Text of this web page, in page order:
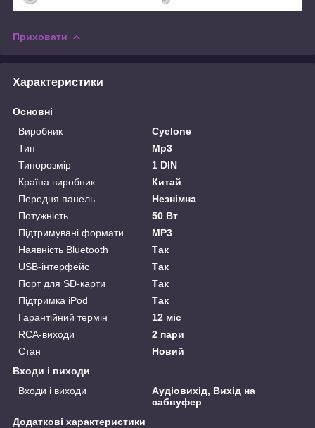
Приховати
Характеристики
Основні
Виробник
Cyclone
Тип
Mp3
Типорозмір
1 DIN
Країна виробник
Китай
Передня панель
Незнімна
Потужність
50 Вт
Підтримувані формати
MP3
Наявність Bluetooth
Так
USB-інтерфейс
Так
Порт для SD-карти
Так
Підтримка iPod
Так
Гарантійний термін
12 міс
RCA-виходи
2 пари
Стан
Новий
Входи і виходи
Входи і виходи
Аудіовихід, Вихід на
сабвуфер
Додаткові характеристики